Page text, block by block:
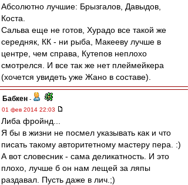
Абсолютно лучшие: Брызгалов, Давыдов,
Коста.
Сальва еще не готов, Хурадо все такой же
середняк, КК - ни рыба, Макееву лучше в
центре, чем справа, Кутепов неплохо
смотрелся. И все так же нет плеймейкера
(хочется увидеть уже Жано в составе).
Бабкен -
01 фев 2014 22:03
Либа фройнд...
Я бы в жизни не посмел указывать как и что
писать такому авторитетному мастеру пера. :)
А вот словесник - сама деликатность. И это
плохо, лучше б он нам лещей за ляпы
раздавал. Пусть даже в лич.;)